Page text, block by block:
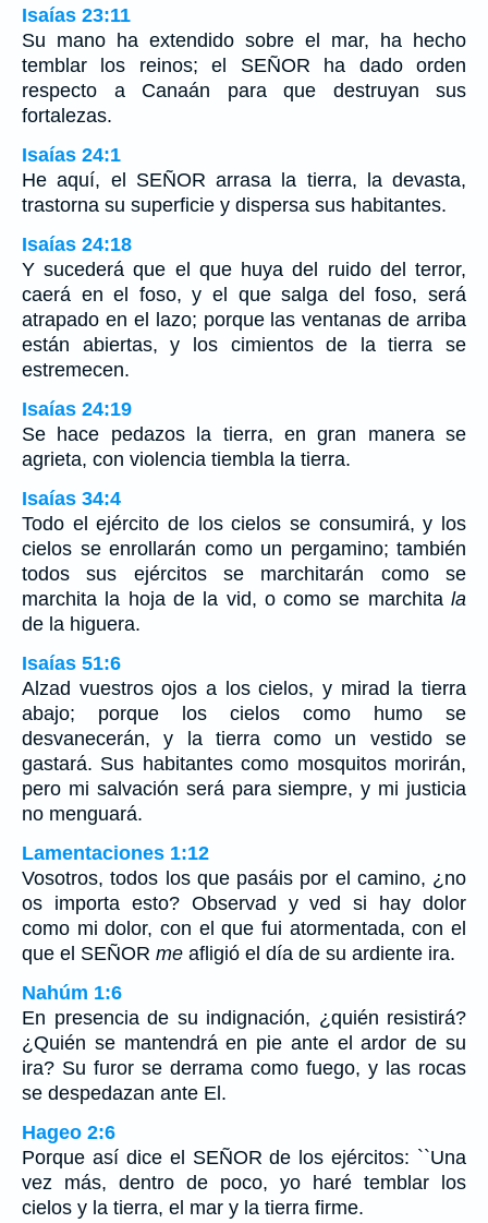
Isaías 23:11
Su mano ha extendido sobre el mar, ha hecho
temblar los reinos; el SEÑOR ha dado orden
respecto a Canaán para que destruyan sus
fortalezas.
Isaías 24:1
He aquí, el SEÑOR arrasa la tierra, la devasta,
trastorna su superficie y dispersa sus habitantes.
Isaías 24:18
Y sucederá que el que huya del ruido del terror,
caerá en el foso, y el que salga del foso, será
atrapado en el lazo; porque las ventanas de arriba
están abiertas, y los cimientos de la tierra se
estremecen.
Isaías 24:19
Se hace pedazos la tierra, en gran manera se
agrieta, con violencia tiembla la tierra.
Isaías 34:4
Todo el ejército de los cielos se consumirá, y los
cielos se enrollarán como un pergamino; también
todos sus ejércitos se marchitarán como se
marchita la hoja de la vid, o como se marchita la
de la higuera.
Isaías 51:6
Alzad vuestros ojos a los cielos, y mirad la tierra
abajo; porque los cielos como humo se
desvanecerán, y la tierra como un vestido se
gastará. Sus habitantes como mosquitos morirán,
pero mi salvación será para siempre, y mi justicia
no menguará.
Lamentaciones 1:12
Vosotros, todos los que pasáis por el camino, ¿no
os importa esto? Observad y ved si hay dolor
como mi dolor, con el que fui atormentada, con el
que el SEÑOR me afligió el día de su ardiente ira.
Nahúm 1:6
En presencia de su indignación, ¿quién resistirá?
¿Quién se mantendrá en pie ante el ardor de su
ira? Su furor se derrama como fuego, y las rocas
se despedazan ante El.
Hageo 2:6
Porque así dice el SEÑOR de los ejércitos: ``Una
vez más, dentro de poco, yo haré temblar los
cielos y la tierra, el mar y la tierra firme.